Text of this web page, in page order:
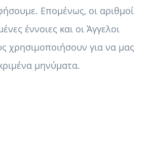
Επομένως, οι αριθμοί
έννοιες και οι Άγγελοι
χρησιμοποιήσουν για να μας
μηνύματα.